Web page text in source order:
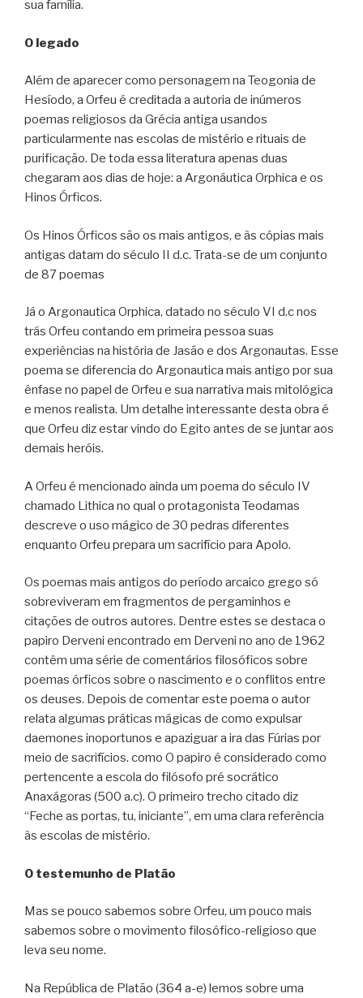
sua família.
O legado
Além de aparecer como personagem na Teogonia de
Hesíodo, a Orfeu é creditada a autoria de inúmeros
poemas religiosos da Grécia antiga usandos
particularmente nas escolas de mistério e rituais de
purificação. De toda essa literatura apenas duas
chegaram aos dias de hoje: a Argonáutica Orphica e os
Hinos Órficos.
Os Hinos Órficos são os mais antigos, e às cópias mais
antigas datam do século II d.c. Trata-se de um conjunto
de 87 poemas
Já o Argonautica Orphica, datado no século VI d.c nos
trás Orfeu contando em primeira pessoa suas
experiências na história de Jasão e dos Argonautas. Esse
poema se diferencia do Argonautica mais antigo por sua
ênfase no papel de Orfeu e sua narrativa mais mitológica
e menos realista. Um detalhe interessante desta obra é
que Orfeu diz estar vindo do Egito antes de se juntar aos
demais heróis.
A Orfeu é mencionado ainda um poema do século IV
chamado Lithica no qual o protagonista Teodamas
descreve o uso mágico de 30 pedras diferentes
enquanto Orfeu prepara um sacrifício para Apolo.
Os poemas mais antigos do período arcaico grego só
sobreviveram em fragmentos de pergaminhos e
citações de outros autores. Dentre estes se destaca o
papiro Derveni encontrado em Derveni no ano de 1962
contêm uma série de comentários filosóficos sobre
poemas órficos sobre o nascimento e o conflitos entre
os deuses. Depois de comentar este poema o autor
relata algumas práticas mágicas de como expulsar
daemones inoportunos e apaziguar a ira das Fúrias por
meio de sacrifícios. como O papiro é considerado como
pertencente a escola do filósofo pré socrático
Anaxágoras (500 a.c). O primeiro trecho citado diz
“Feche as portas, tu, iniciante”, em uma clara referência
às escolas de mistério.
O testemunho de Platão
Mas se pouco sabemos sobre Orfeu, um pouco mais
sabemos sobre o movimento filosófico-religioso que
leva seu nome.
Na República de Platão (364 a-e) lemos sobre uma